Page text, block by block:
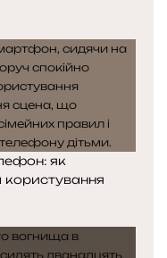
як
користування